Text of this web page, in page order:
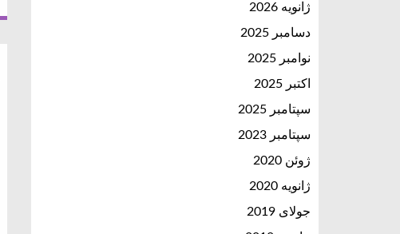
ژانویه 2026
دسامبر 2025
نوامبر 2025
اکتبر 2025
سپتامبر 2025
سپتامبر 2023
ژوئن 2020
ژانویه 2020
جولای 2019